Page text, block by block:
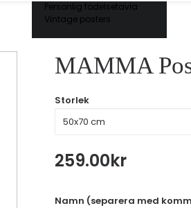
Personlig födelsetavla
Vintage posters
MAMMA
Storlek
259.00kr
Namn (separera med